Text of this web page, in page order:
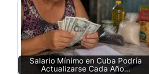
Salario Mínimo en Cuba Podría
Actualizarse Cada Año…